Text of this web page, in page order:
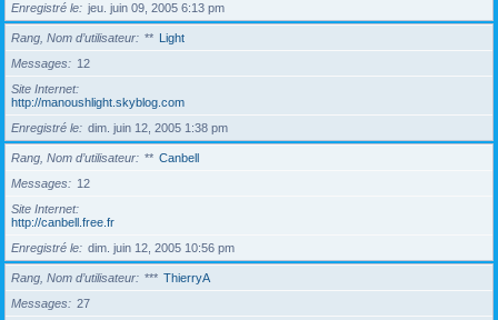
Enregistré le
jeu. juin 09, 2005 6:13 pm
Rang, Nom d’utilisateur ** Light
Messages
12
Site Internet
http://manoushlight.skyblog.com
Enregistré le
dim. juin 12, 2005 1:38 pm
Rang, Nom d’utilisateur ** Canbell
Messages
12
Site Internet
http://canbell.free.fr
Enregistré le
dim. juin 12, 2005 10:56 pm
Rang, Nom d’utilisateur *** ThierryA
Messages
27